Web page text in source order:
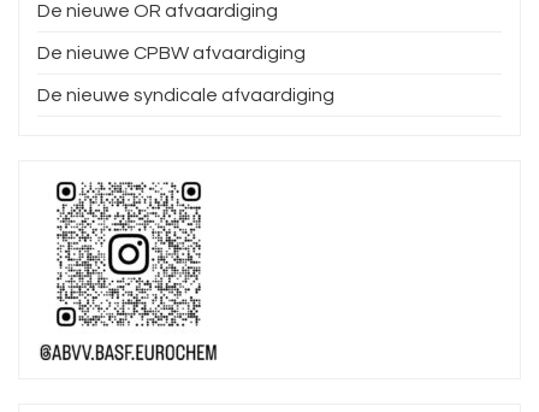
De nieuwe OR afvaardiging
De nieuwe CPBW afvaardiging
De nieuwe syndicale afvaardiging